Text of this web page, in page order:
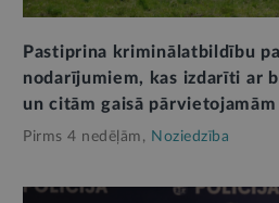
Pastiprina kriminālatbildību
nodarījumiem, kas izdarīti ar
un citām gaisā
Pirms 4 nedēļām, Noziedzība